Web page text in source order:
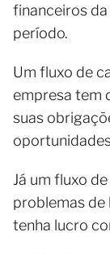
financeiros
período.
Um fluxo de
empresa tem
suas
Já um fluxo
problemas de
tenha lucro